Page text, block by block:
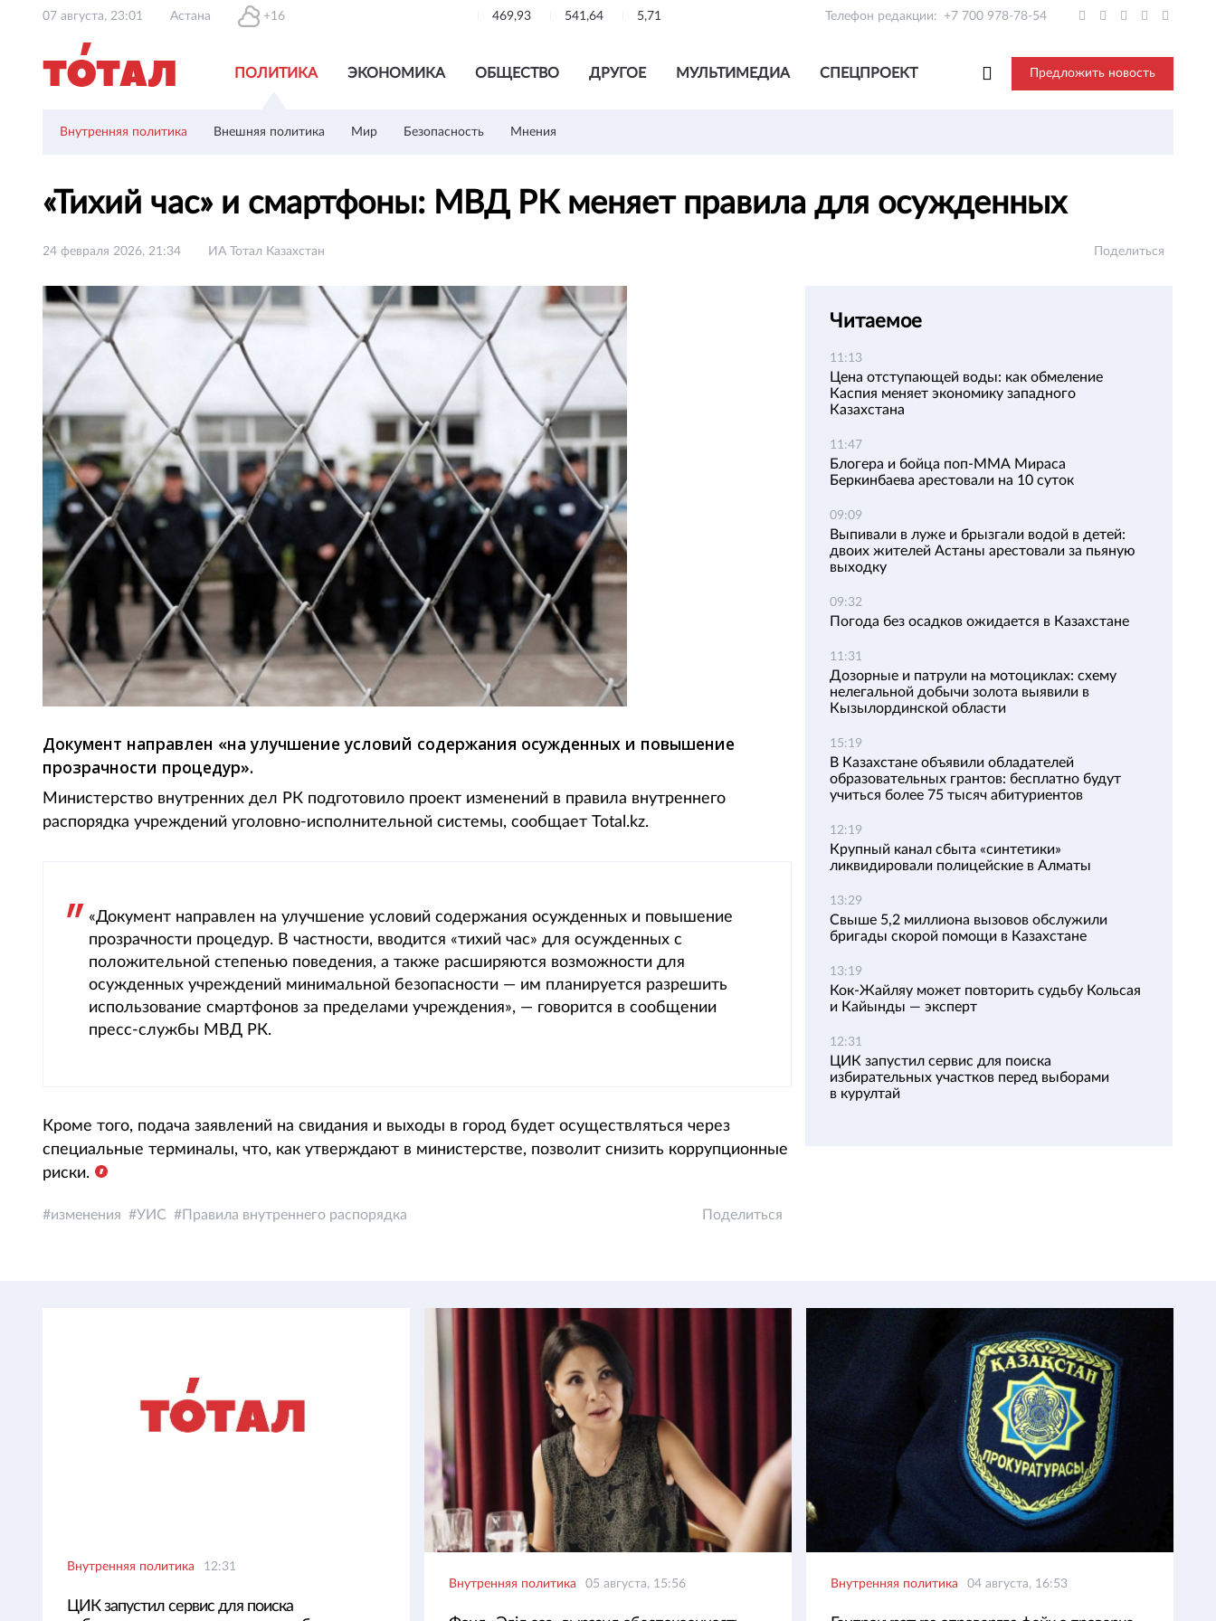
07 августа, 23:01 Астана +16 469,93 541,64 5,71 Телефон редакции: +7 700 978-78-54
ПОЛИТИКА ЭКОНОМИКА ОБЩЕСТВО ДРУГОЕ МУЛЬТИМЕДИА СПЕЦПРОЕКТ Предложить новость
Внутренняя политика Внешняя политика Мир Безопасность Мнения
«Тихий час» и смартфоны: МВД РК меняет правила для осужденных
24 февраля 2026, 21:34 ИА Тотал Казахстан Поделиться
Документ направлен «на улучшение условий содержания осужденных и повышение
прозрачности процедур».
Министерство внутренних дел РК подготовило проект изменений в правила внутреннего
распорядка учреждений уголовно-исполнительной системы, сообщает Total.kz.
«Документ направлен на улучшение условий содержания осужденных и повышение
прозрачности процедур. В частности, вводится «тихий час» для осужденных с
положительной степенью поведения, а также расширяются возможности для
осужденных учреждений минимальной безопасности — им планируется разрешить
использование смартфонов за пределами учреждения», — говорится в сообщении
пресс-службы МВД РК.
Кроме того, подача заявлений на свидания и выходы в город будет осуществляться через
специальные терминалы, что, как утверждают в министерстве, позволит снизить коррупционные
риски.
изменения УИС Правила внутреннего распорядка Поделиться
Читаемое
11:13
Цена отступающей воды: как обмеление
Каспия меняет экономику западного
Казахстана
11:47
Блогера и бойца поп-ММА Мираса
Беркинбаева арестовали на 10 суток
09:09
Выпивали в луже и брызгали водой в детей:
двоих жителей Астаны арестовали за пьяную
выходку
09:32
Погода без осадков ожидается в Казахстане
11:31
Дозорные и патрули на мотоциклах: схему
нелегальной добычи золота выявили в
Кызылординской области
15:19
В Казахстане объявили обладателей
образовательных грантов: бесплатно будут
учиться более 75 тысяч абитуриентов
12:19
Крупный канал сбыта «синтетики»
ликвидировали полицейские в Алматы
13:29
Свыше 5,2 миллиона вызовов обслужили
бригады скорой помощи в Казахстане
13:19
Кок-Жайляу может повторить судьбу Кольсая
и Кайынды — эксперт
12:31
ЦИК запустил сервис для поиска
избирательных участков перед выборами
в курултай
Внутренняя политика 12:31
ЦИК запустил сервис для поиска
Внутренняя политика 05 августа, 15:56 Внутренняя политика 04 августа, 16:53